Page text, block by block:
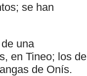
se han
una
en Tineo; los de
de Onís.